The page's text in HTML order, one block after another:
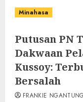
Minahasa
Putusan PN
Dakwaan
Kussoy:
Bersalah
FRANKIE NGANTUNG